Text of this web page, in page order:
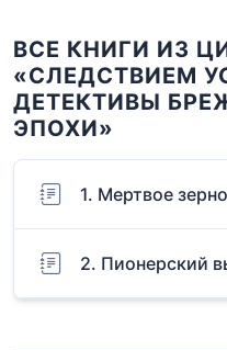
ВСЕ КНИГИ ИЗ
«СЛЕДСТВИЕМ
ДЕТЕКТИВЫ
ЭПОХИ»
1. Мертвое зерно
2. Пионерский